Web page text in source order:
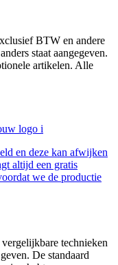
BTW en andere
staat aangegeven.
artikelen. Alle
logo i
en deze kan afwijken
altijd een gratis
we de productie
technieken
De standaard